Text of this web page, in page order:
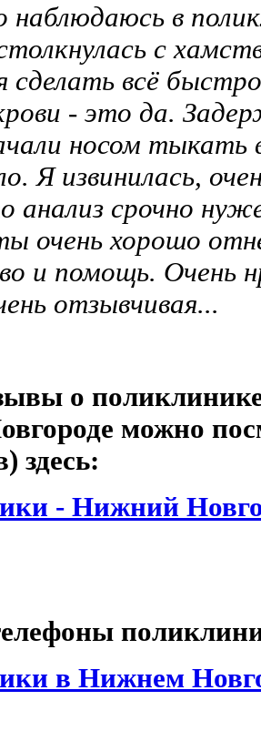
наблюдаюсь в
с
всё
- это да.
носом тыкать
Я извинилась,
анализ срочно
очень хорошо
и помощь. Очень
отзывчивая...
о
можно
здесь:
- Нижний
в Нижнем